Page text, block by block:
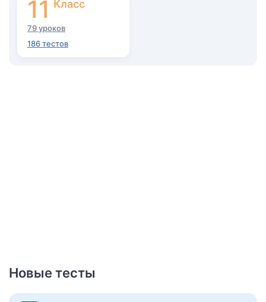
11 Класс
79 уроков
186 тестов
Новые тесты